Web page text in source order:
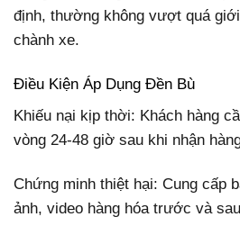
định, thường không vượt quá
chành xe.
Điều Kiện Áp Dụng Đền Bù
Khiếu nại kịp thời: Khách hàng
vòng 24-48 giờ sau khi nhận
Chứng minh thiệt hại: Cung cấp
ảnh, video hàng hóa trước và